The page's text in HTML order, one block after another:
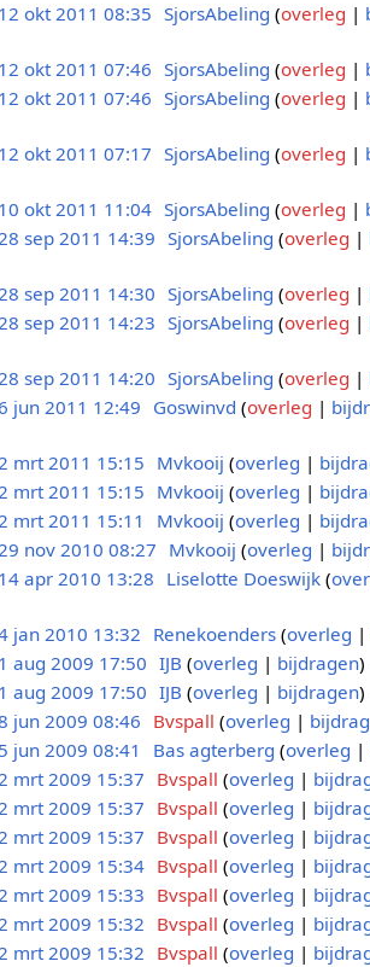
12 okt 2011 08:35 SjorsAbeling overleg
12 okt 2011 07:46 SjorsAbeling overleg
12 okt 2011 07:46 SjorsAbeling overleg
12 okt 2011 07:17 SjorsAbeling overleg
10 okt 2011 11:04 SjorsAbeling overleg
sep 2011 14:39 SjorsAbeling overleg
sep 2011 14:30 SjorsAbeling overleg
sep 2011 14:23 SjorsAbeling overleg
sep 2011 14:20 SjorsAbeling overleg
jun 2011 12:49 Goswinvd overleg
mrt 2011 15:15 Mvkooij overleg
mrt 2011 15:15 Mvkooij overleg
mrt 2011 15:11 Mvkooij overleg
nov 2010 08:27 Mvkooij overleg
14 apr 2010 13:28 Liselotte Doeswijk
jan 2010 13:32 Renekoenders overleg
1 aug 2009 17:50 IJB overleg bijdragen
1 aug 2009 17:50 IJB overleg bijdragen
jun 2009 08:46 Bvspall overleg
5 jun 2009 08:41 Bas agterberg overleg
mrt 2009 15:37 Bvspall overleg
mrt 2009 15:37 Bvspall overleg
mrt 2009 15:37 Bvspall overleg
mrt 2009 15:34 Bvspall overleg
mrt 2009 15:33 Bvspall overleg
mrt 2009 15:32 Bvspall overleg
mrt 2009 15:32 Bvspall overleg